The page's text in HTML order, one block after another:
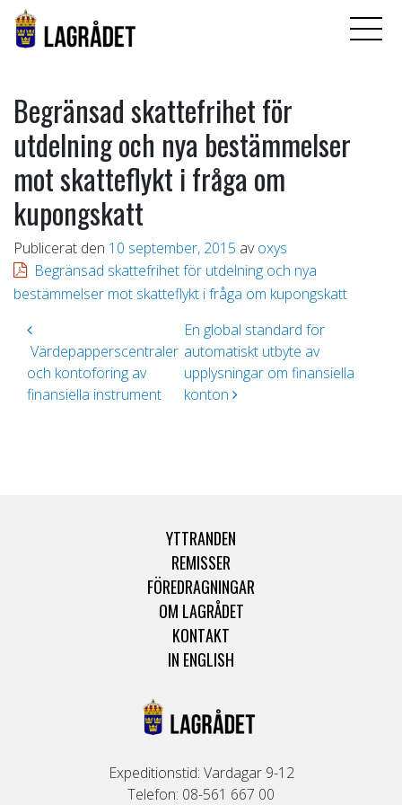
Begränsad skattefrihet för
utdelning och nya bestämmelser
mot skatteflykt i fråga om
kupongskatt
Publicerat den 10 september, 2015 av oxys
Begränsad skattefrihet för utdelning och nya
bestämmelser mot skatteflykt i fråga om kupongskatt
Inläggsnavigering
Värdepapperscentraler
och kontoföring av
finansiella instrument
En global standard för
automatiskt utbyte av
upplysningar om finansiella
konton
YTTRANDEN
REMISSER
FÖREDRAGNINGAR
OM LAGRÅDET
KONTAKT
IN ENGLISH
Expeditionstid: Vardagar 9-12
Telefon: 08-561 667 00